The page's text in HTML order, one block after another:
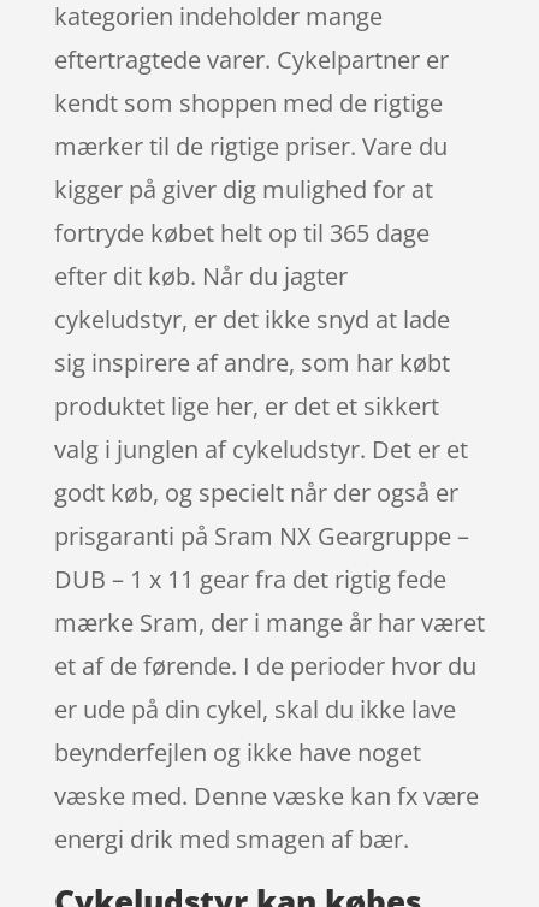
kategorien indeholder mange
eftertragtede varer. Cykelpartner er
kendt som shoppen med de rigtige
mærker til de rigtige priser. Vare du
kigger på giver dig mulighed for at
fortryde købet helt op til 365 dage
efter dit køb. Når du jagter
cykeludstyr, er det ikke snyd at lade
sig inspirere af andre, som har købt
produktet lige her, er det et sikkert
valg i junglen af cykeludstyr. Det er et
godt køb, og specielt når der også er
prisgaranti på Sram NX Geargruppe –
DUB – 1 x 11 gear fra det rigtig fede
mærke Sram, der i mange år har været
et af de førende. I de perioder hvor du
er ude på din cykel, skal du ikke lave
beynderfejlen og ikke have noget
væske med. Denne væske kan fx være
energi drik med smagen af bær.